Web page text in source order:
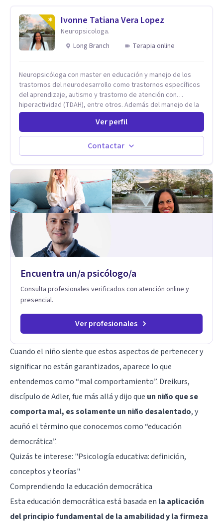
Ivonne Tatiana Vera Lopez
Neuropsicologa.
Long Branch
Terapia online
Neuropsicóloga con master en educación y manejo de los
trastornos del neurodesarrollo como trastornos específicos
del aprendizaje, autismo y trastorno de atención con
hiperactividad (TDAH), entre otros. Además del manejo de la
depresión, ansiedad y demás conflictos de la dimensión
tipo de terapia para mi lo más importante es el individuo,
trabajo no solo con mis pacientes sino con todo su entorno,
núcleo familiar, social, académico. El arte de conocernos, de
permite entrar más profundo logrando la sanidad desde la
raíz llevándonos a crear nuevas conexiones cerebrales,
espirituales, emocionales y físicas. Cada proceso es
individual y cada situación por la que se consulta nunca será
un problema sino una oportunidad para volver a empezar
desde otro punto de partida.
Ver perfil
Contactar
Encuentra un/a psicólogo/a
Consulta profesionales verificados con atención online y
presencial.
Ver profesionales
Cuando el niño siente que estos aspectos de pertenecer y
significar no están garantizados, aparece lo que
entendemos como “mal comportamiento”. Dreikurs,
discípulo de Adler, fue más allá y dijo que un niño que se
comporta mal, es solamente un niño desalentado, y
acuñó el término que conocemos como “educación
democrática”.
Quizás te interese: "Psicología educativa: definición,
conceptos y teorías"
Comprendiendo la educación democrática
Esta educación democrática está basada en la aplicación
del principio fundamental de la amabilidad y la firmeza